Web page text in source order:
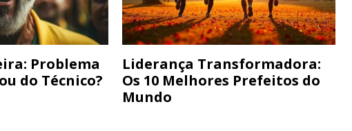
Problema
do Técnico?
Liderança Transformadora:
Os 10 Melhores Prefeitos do
Mundo